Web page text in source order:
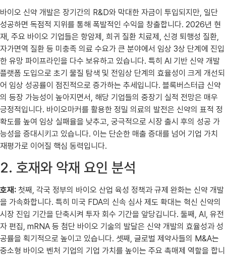
바이오 신약 개발은 장기간의 R&D와 막대한 자금이 투입되지만, 일단
성공하면 독점적 지위를 통해 폭발적인 수익을 창출합니다. 2026년 현
재, 주요 바이오 기업들은 항암제, 희귀 질환 치료제, 신경 퇴행성 질환,
자가면역 질환 등 미충족 의료 수요가 큰 분야에서 임상 3상 단계에 진입
한 유망 파이프라인을 다수 보유하고 있습니다. 특히 AI 기반 신약 개발
플랫폼 도입으로 초기 물질 탐색 및 전임상 단계의 효율성이 크게 개선되
어 임상 성공률이 점진적으로 증가하는 추세입니다. 블록버스터급 신약
의 등장 가능성이 높아지면서, 해당 기업들의 중장기 실적 전망은 매우
긍정적입니다. 바이오마커를 활용한 정밀 의료의 발전은 신약의 표적 정
확도를 높여 임상 실패율을 낮추고, 궁극적으로 시장 출시 후의 성공 가
능성을 증대시키고 있습니다. 이는 단순한 매출 증대를 넘어 기업 가치
재평가로 이어질 핵심 동력입니다.
2. 호재와 악재 요인 분석
호재: 첫째, 각국 정부의 바이오 산업 육성 정책과 규제 완화는 신약 개발
을 가속화합니다. 특히 미국 FDA의 신속 심사 제도 확대는 혁신 신약의
시장 진입 기간을 단축시켜 투자 회수 기간을 앞당깁니다. 둘째, AI, 유전
자 편집, mRNA 등 첨단 바이오 기술의 발달은 신약 개발의 효율성과 성
공률을 획기적으로 높이고 있습니다. 셋째, 글로벌 제약사들의 M&A는
중소형 바이오 벤처 기업의 기업 가치를 높이는 주요 촉매제 역할을 합니